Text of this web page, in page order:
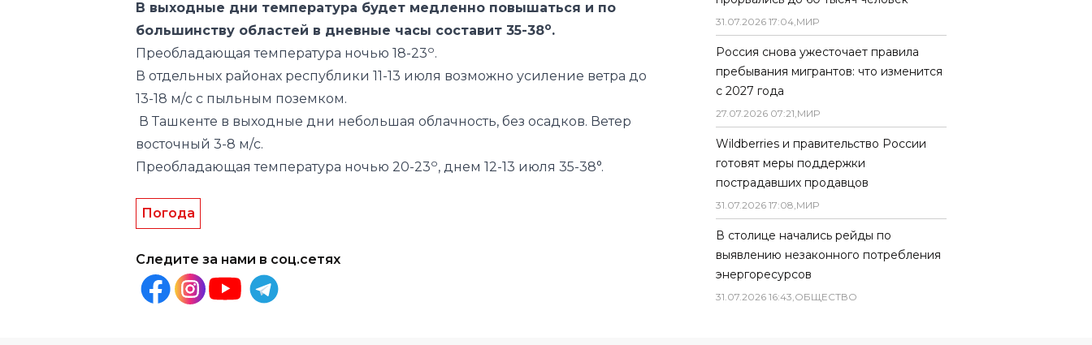
В отдельных районах республики 11-13 июля возможно усиление ветра до
13-18 м/с с пыльным поземком.
В Ташкенте в выходные дни небольшая облачность, без осадков. Ветер
восточный 3-8 м/с.
Преобладающая температура ночью 20-23
Погода
31.07.2026 17:04,МИР
Россия снова ужесточает правила
пребывания мигрантов: что изменится
с 2027 года
27.07.2026 07:21,МИР
Wildberries и правительство России
готовят меры поддержки
пострадавших продавцов
31.07.2026 17:08,МИР
В столице начались рейды по
выявлению незаконного потребления
энергоресурсов
31.07.2026 16:43,ОБЩЕСТВО